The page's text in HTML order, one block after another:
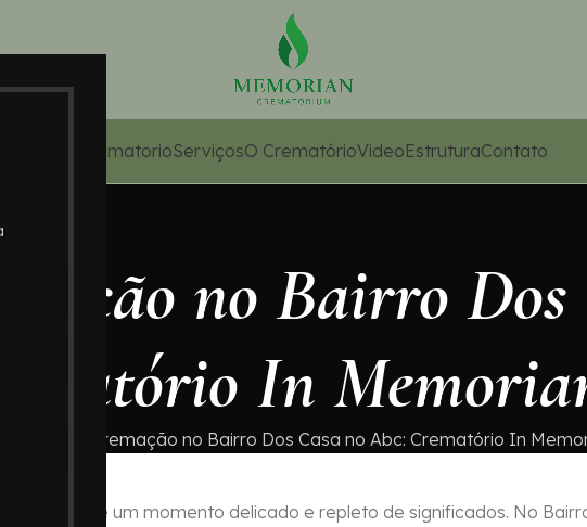
Home – CrematorioServiçosO CrematórioVideoEstruturaContato
no Bairro
In
Valores de Cremação no Bairro Dos Casa no Abc: Crematório In
querido é um momento delicado e repleto de significados. No